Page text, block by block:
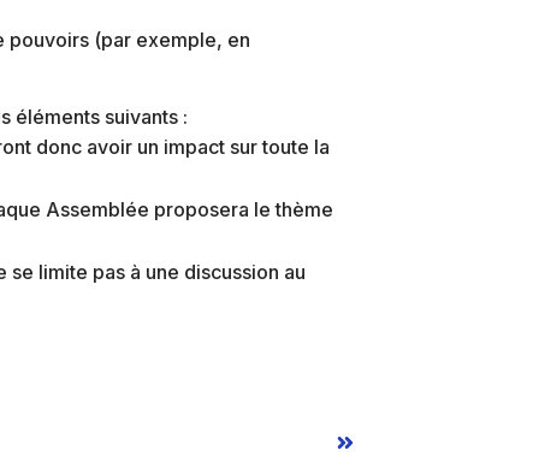
pouvoirs (par exemple, en
éléments suivants :
donc avoir un impact sur toute la
Assemblée proposera le thème
se limite pas à une discussion au